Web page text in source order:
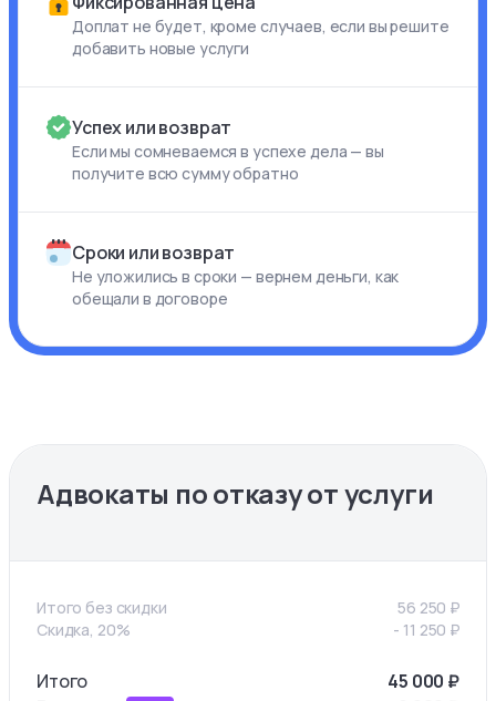
Доплат не будет, кроме случаев, если вы решите
добавить новые услуги
Успех или возврат
Если мы сомневаемся в успехе дела — вы
получите всю сумму обратно
Сроки или возврат
Не уложились в сроки — вернем деньги, как
обещали в договоре
Адвокаты по отказу от услуги
Итого без скидки 56 250 ₽
Скидка, 20%
- 11 250 ₽
Итого 45 000 ₽